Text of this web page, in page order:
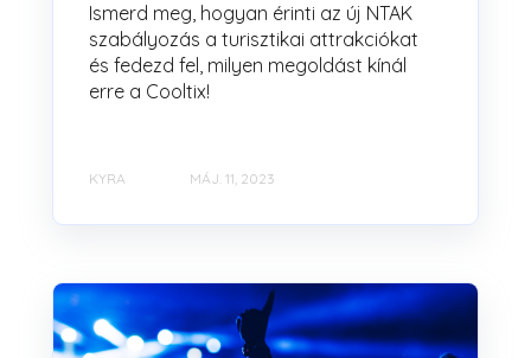
Ismerd meg, hogyan érinti az új NTAK
szabályozás a turisztikai attrakciókat
és fedezd fel, milyen megoldást kínál
erre a Cooltix!
KYRA MÁJ. 11, 2023